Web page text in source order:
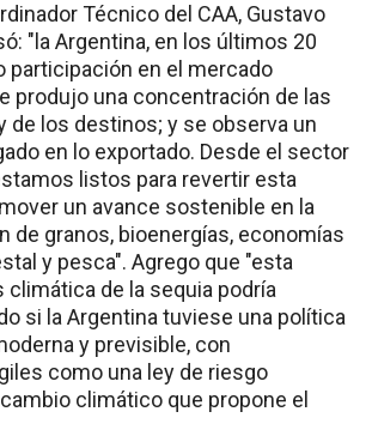
Técnico del CAA, Gustavo
"la Argentina, en los últimos 20
participación en el mercado
produjo una concentración de las
de los destinos; y se observa un
en lo exportado. Desde el sector
listos para revertir esta
un avance sostenible en la
de granos, bioenergías, economías
y pesca". Agrego que "esta
de la sequia podría
si la Argentina tuviese una política
y previsible, con
como una ley de riesgo
climático que propone el